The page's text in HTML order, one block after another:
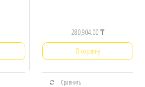
280,904.00₸
В корзину
Сравнить